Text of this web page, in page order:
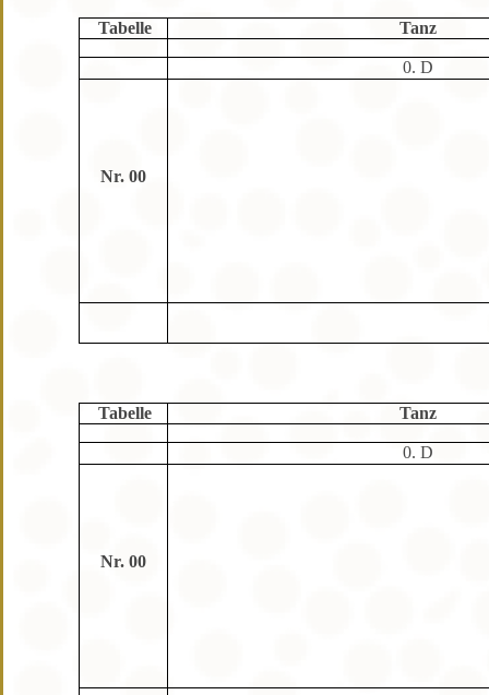
Tabelle Tanz
0. D
Nr. 00
Tabelle Tanz
0. D
Nr. 00